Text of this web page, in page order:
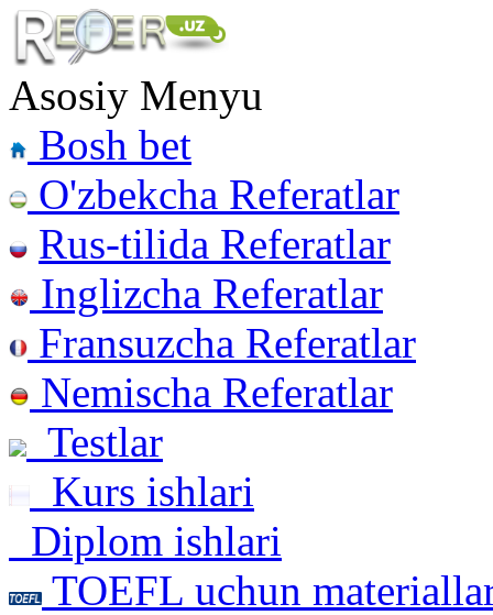
Asosiy Menyu
Bosh bet
O'zbekcha Referatlar
Rus-tilida Referatlar
Inglizcha Referatlar
Fransuzcha Referatlar
Nemischa Referatlar
Testlar
Kurs ishlari
Diplom ishlari
TOEFL uchun